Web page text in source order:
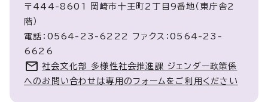
〒444-8601 岡崎市十王町2丁目9番地（東庁舎2
階）
電話：0564-23-6222 ファクス：0564-23-
6626
社会文化部 多様性社会推進課 ジェンダー政策係
へのお問い合わせは専用のフォームをご利用ください